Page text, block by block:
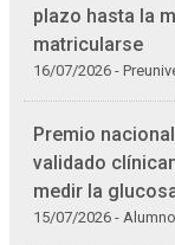
plazo hasta la
matricularse
16/07/2026 -
Premio
validado
medir la
15/07/2026 - Alumno